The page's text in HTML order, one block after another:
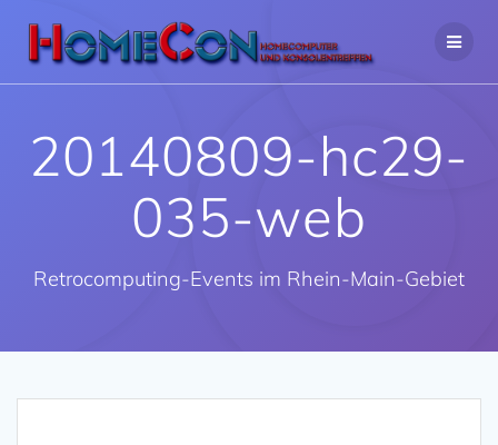
Inhalt
springen
20140809-hc29-
035-web
Retrocomputing-Events im Rhein-Main-Gebiet